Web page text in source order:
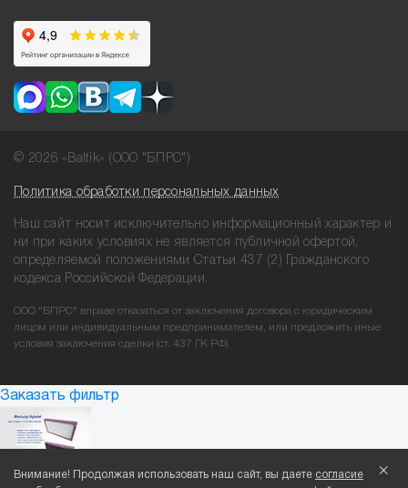
© 2026 «Baltik» (ООО "БПРС")
Политика обработки персональных данных
Наш сайт носит исключительно информационный характер и
ни при
каких условиях не является публичной офертой,
определяемой положениями Статьи 437 (2) Гражданского
кодекса Российской Федерации.
ООО "БПРС" вправе отказаться от заключения договора с юридическим
лицом или индивидуальным предпринимателем, или предложить иные
условия заключения сделки (ст. 437 ГК РФ).
Заказать фильтр
×
Внимание! Продолжая использовать наш сайт, вы даете согласие